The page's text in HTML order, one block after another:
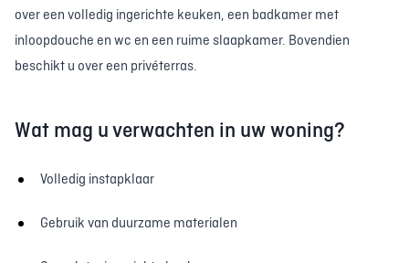
over een volledig ingerichte keuken, een badkamer met
inloopdouche en wc en een ruime slaapkamer. Bovendien
beschikt u over een privéterras.
Wat mag u verwachten in uw woning?
Volledig instapklaar
Gebruik van duurzame materialen